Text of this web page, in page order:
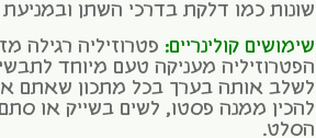
שונות כמו דלקת בדרכי השתן
שימושים קולינריים: פטרוזיליה רגילה
הפטרוזיליה מעניקה טעם מיוחד
לשלב אותה בערך בכל מתכון שאתם
להכין ממנה פסטו, לשים בשייק או
הסלט.